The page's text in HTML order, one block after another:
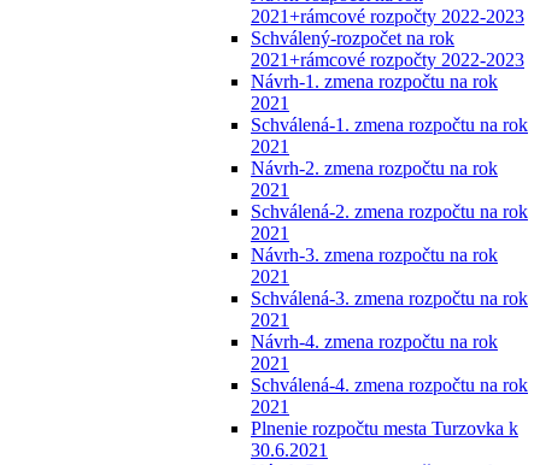
2021+rámcové rozpočty 2022-2023
Schválený-rozpočet na rok
2021+rámcové rozpočty 2022-2023
Návrh-1. zmena rozpočtu na rok
2021
Schválená-1. zmena rozpočtu na rok
2021
Návrh-2. zmena rozpočtu na rok
2021
Schválená-2. zmena rozpočtu na rok
2021
Návrh-3. zmena rozpočtu na rok
2021
Schválená-3. zmena rozpočtu na rok
2021
Návrh-4. zmena rozpočtu na rok
2021
Schválená-4. zmena rozpočtu na rok
2021
Plnenie rozpočtu mesta Turzovka k
30.6.2021